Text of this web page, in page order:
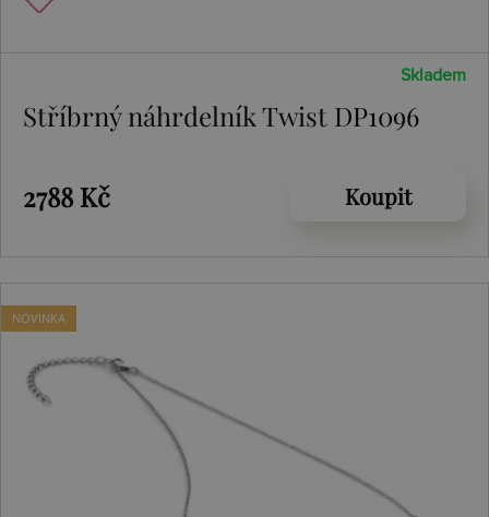
Skladem
Stříbrný náhrdelník Twist DP1096
2788 Kč Koupit
NOVINKA